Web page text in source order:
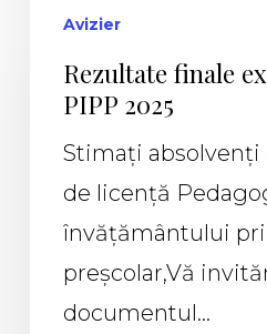
Avizier
Rezultate finale
PIPP 2025
Stimați
de licență
învățământului
preșcolar,Vă
documentul…